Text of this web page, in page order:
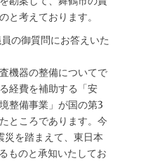
と考えております。
御質問にお答えいた
機器の整備についてで
経費を補助する「安
整備事業」が国の第3
ところであります。今
災を踏まえて、東日本
ものと承知いたしてお